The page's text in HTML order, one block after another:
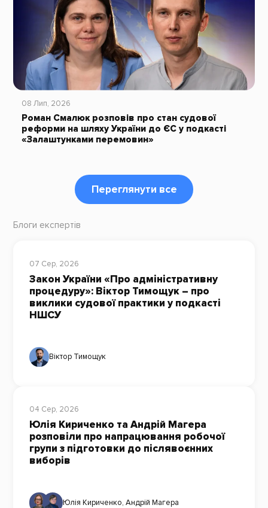
08 Лип, 2026
Роман Смалюк розповів про стан судової
реформи на шляху України до ЄС у подкасті
«Залаштунками перемовин»
Переглянути все
Блоги експертів
07 Сер, 2026
Закон України «Про адміністративну
процедуру»: Віктор Тимощук – про
виклики судової практики у подкасті
НШСУ
Віктор Тимощук
04 Сер, 2026
Юлія Кириченко та Андрій Магера
розповіли про напрацювання робочої
групи з підготовки до післявоєнних
виборів
Юлія Кириченко, Андрій Магера